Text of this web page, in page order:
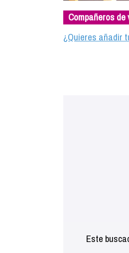
Compañeros de
¿Quieres añadir
Este